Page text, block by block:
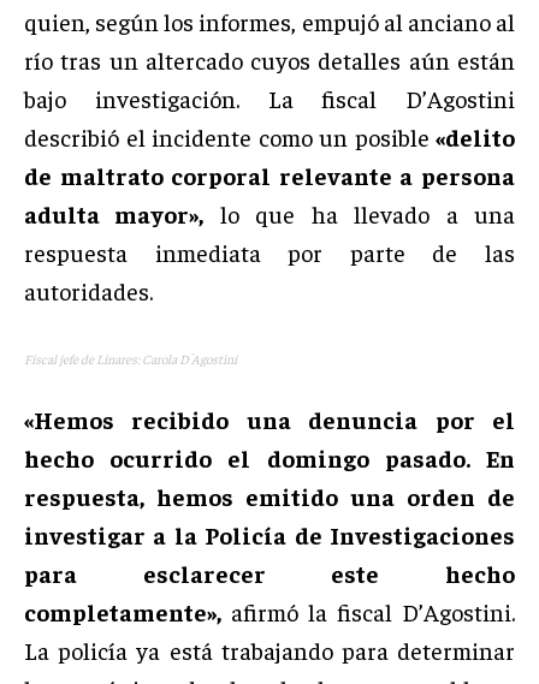
quien, según los informes, empujó al anciano al
río tras un altercado cuyos detalles aún están
bajo investigación. La fiscal D’Agostini
describió el incidente como un posible «delito
de maltrato corporal relevante a persona
adulta mayor», lo que ha llevado a una
respuesta inmediata por parte de las
autoridades.
Fiscal jefe de Linares: Carola D´Agostini
«Hemos recibido una denuncia por el
hecho ocurrido el domingo pasado. En
respuesta, hemos emitido una orden de
investigar a la Policía de Investigaciones
para esclarecer este hecho
completamente», afirmó la fiscal D’Agostini.
La policía ya está trabajando para determinar